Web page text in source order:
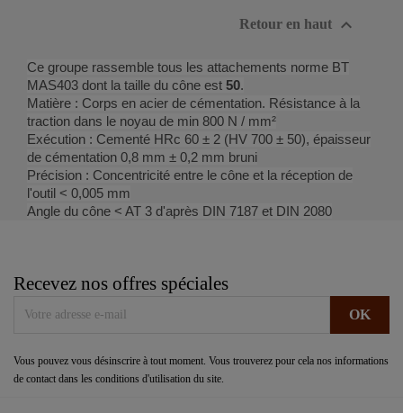
Retour en haut 
Ce groupe rassemble tous les attachements norme BT
MAS403 dont la taille du cône est 50.
Matière : Corps en acier de cémentation. Résistance à la
traction dans le noyau de min 800 N / mm²
Exécution : Cementé HRc 60 ± 2 (HV 700 ± 50), épaisseur
de cémentation 0,8 mm ± 0,2 mm bruni
Précision : Concentricité entre le cône et la réception de
l'outil < 0,005 mm
Angle du cône < AT 3 d'après DIN 7187 et DIN 2080
Recevez nos offres spéciales
Vous pouvez vous désinscrire à tout moment. Vous trouverez pour cela nos informations
de contact dans les conditions d'utilisation du site.